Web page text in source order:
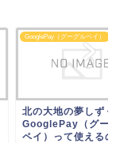
GooglePay（グーグルペイ）
GMOレンシュで
GooglePay（グー
ペイ）って使えるの